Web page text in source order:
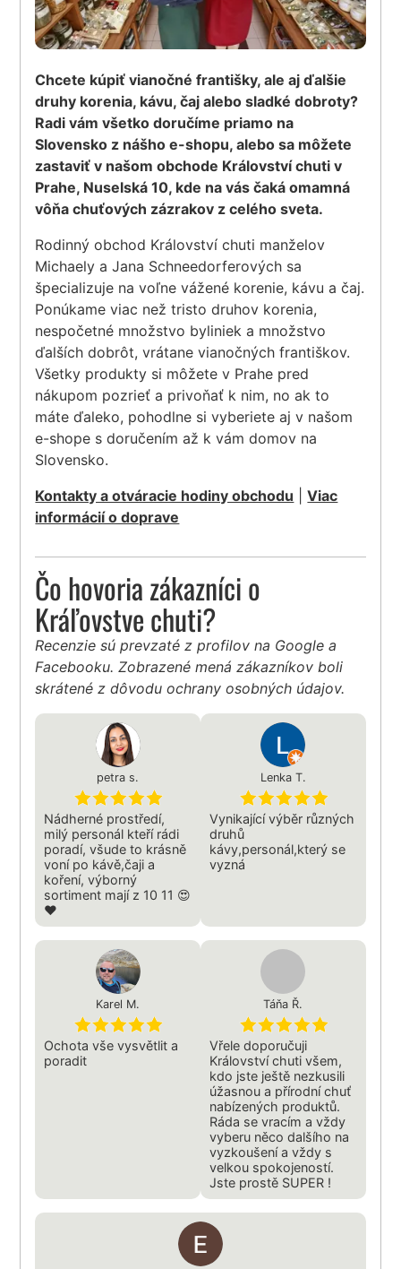
Chcete kúpiť vianočné františky, ale aj ďalšie
druhy korenia, kávu, čaj alebo sladké dobroty?
Radi vám všetko doručíme priamo na
Slovensko z nášho e-shopu, alebo sa môžete
zastaviť v našom obchode Království chuti v
Prahe, Nuselská 10, kde na vás čaká omamná
vôňa chuťových zázrakov z celého sveta.
Rodinný obchod Království chuti manželov
Michaely a Jana Schneedorferových sa
špecializuje na voľne vážené korenie, kávu a čaj.
Ponúkame viac než tristo druhov korenia,
nespočetné množstvo byliniek a množstvo
ďalších dobrôt, vrátane vianočných františkov.
Všetky produkty si môžete v Prahe pred
nákupom pozrieť a privoňať k nim, no ak to
máte ďaleko, pohodlne si vyberiete aj v našom
e-shope s doručením až k vám domov na
Slovensko.
Kontakty a otváracie hodiny obchodu |Viac
informácií o doprave
Čo hovoria zákazníci o
Kráľovstve chuti?
Recenzie sú prevzaté z profilov na Google a
Facebooku. Zobrazené mená zákazníkov boli
skrátené z dôvodu ochrany osobných údajov.
petra s.
Nádherné prostředí,
milý personál kteří rádi
poradí, všude to krásně
voní po kávě,čaji a
koření, výborný
sortiment mají z 10 11 😍
❤️
Lenka T.
Vynikající výběr různých
druhů
kávy,personál,který se
vyzná
Karel M.
Ochota vše vysvětlit a
poradit
Táňa Ř.
Vřele doporučuji
Království chuti všem,
kdo jste ještě nezkusili
úžasnou a přírodní chuť
nabízených produktů.
Ráda se vracím a vždy
vyberu něco dalšího na
vyzkoušení a vždy s
velkou spokojeností.
Jste prostě SUPER !